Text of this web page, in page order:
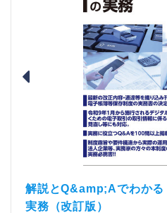
解説とQ&amp;Aでわかる
実務（改訂版）